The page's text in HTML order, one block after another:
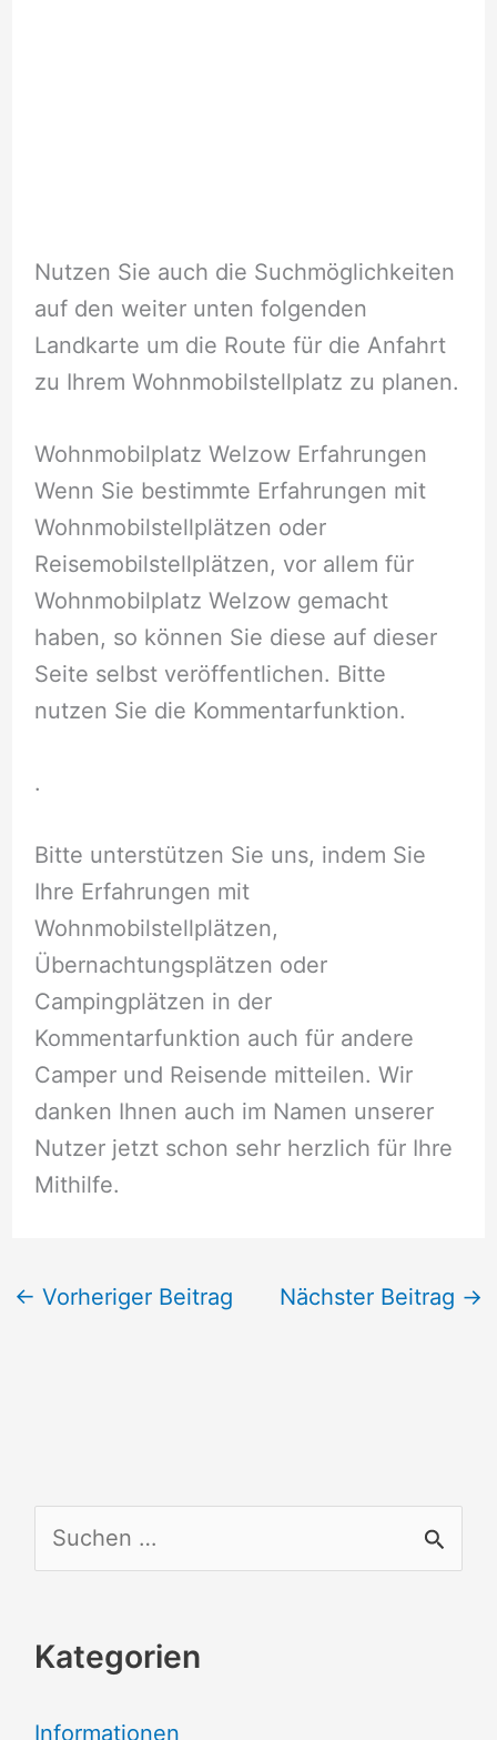
Nutzen Sie auch die Suchmöglichkeiten
auf den weiter unten folgenden
Landkarte um die Route für die Anfahrt
zu Ihrem Wohnmobilstellplatz zu planen.
Wohnmobilplatz Welzow Erfahrungen
Wenn Sie bestimmte Erfahrungen mit
Wohnmobilstellplätzen oder
Reisemobilstellplätzen, vor allem für
Wohnmobilplatz Welzow gemacht
haben, so können Sie diese auf dieser
Seite selbst veröffentlichen. Bitte
nutzen Sie die Kommentarfunktion.
.
Bitte unterstützen Sie uns, indem Sie
Ihre Erfahrungen mit
Wohnmobilstellplätzen,
Übernachtungsplätzen oder
Campingplätzen in der
Kommentarfunktion auch für andere
Camper und Reisende mitteilen. Wir
danken Ihnen auch im Namen unserer
Nutzer jetzt schon sehr herzlich für Ihre
Mithilfe.
← Vorheriger Beitrag Nächster Beitrag →
u
h
Kategorien
Informationen